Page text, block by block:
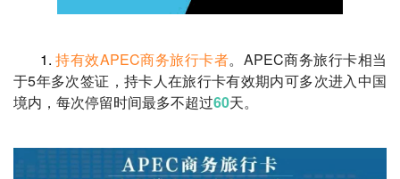
1. 持有效APEC商务旅行卡者。APEC商务旅行卡相当
于5年多次签证，持卡人在旅行卡有效期内可多次进入中国
境内，每次停留时间最多不超过60天。